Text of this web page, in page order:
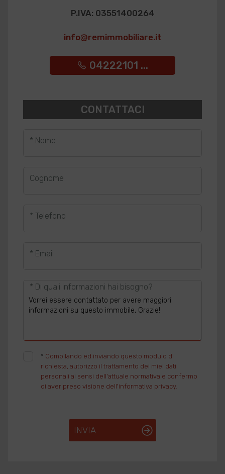
P.IVA: 03551400264
info@remimmobiliare.it
04222101 ...
CONTATTACI
* Nome
Cognome
* Telefono
* Email
* Di quali informazioni hai bisogno?
* Compilando ed inviando questo modulo di
richiesta, autorizzo il trattamento dei miei dati
personali ai sensi dell'attuale normativa e confermo
di aver preso visione dell'informativa privacy.
INVIA